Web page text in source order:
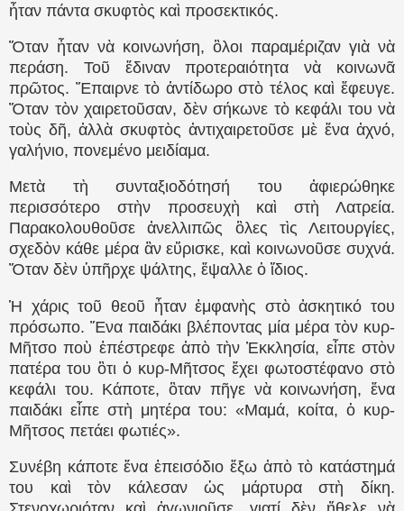
ἦταν πάντα σκυφτὸς καὶ προσεκτικός.
Ὅταν ἦταν νὰ κοινωνήση, ὃλοι παραμέριζαν γιὰ νὰ
περάση. Τοῦ ἔδιναν προτεραιότητα νὰ κοινωνᾶ
πρῶτος. Ἔπαιρνε τὸ ἀντίδωρο στὸ τέλος καὶ ἔφευγε.
Ὅταν τὸν χαιρετοῦσαν, δὲν σήκωνε τὸ κεφάλι του νὰ
τοὺς δῆ, ἀλλὰ σκυφτὸς ἀντιχαιρετοῦσε μὲ ἕνα ἀχνό,
γαλήνιο, πονεμένο μειδίαμα.
Μετὰ τὴ συνταξιοδότησή του ἀφιερώθηκε
περισσότερο στὴν προσευχὴ καὶ στὴ Λατρεία.
Παρακολουθοῦσε ἀνελλιπῶς ὃλες τὶς Λειτουργίες,
σχεδὸν κάθε μέρα ἂν εὕρισκε, καὶ κοινωνοῦσε συχνά.
Ὅταν δὲν ὑπῆρχε ψάλτης, ἔψαλλε ὁ ἴδιος.
Ἡ χάρις τοῦ θεοῦ ἦταν ἐμφανὴς στὸ ἀσκητικό του
πρόσωπο. Ἕνα παιδάκι βλέποντας μία μέρα τὸν κυρ-
Μῆτσο ποὺ ἐπέστρεφε ἀπὸ τὴν Ἐκκλησία, εἶπε στὸν
πατέρα του ὃτι ὁ κυρ-Μῆτσος ἔχει φωτοστέφανο στὸ
κεφάλι του. Κάποτε, ὃταν πῆγε νὰ κοινωνήση, ἕνα
παιδάκι εἶπε στὴ μητέρα του: «Μαμά, κοίτα, ὁ κυρ-
Μῆτσος πετάει φωτιές».
Συνέβη κάποτε ἕνα ἐπεισόδιο ἔξω ἀπὸ τὸ κατάστημά
του καὶ τὸν κάλεσαν ὡς μάρτυρα στὴ δίκη.